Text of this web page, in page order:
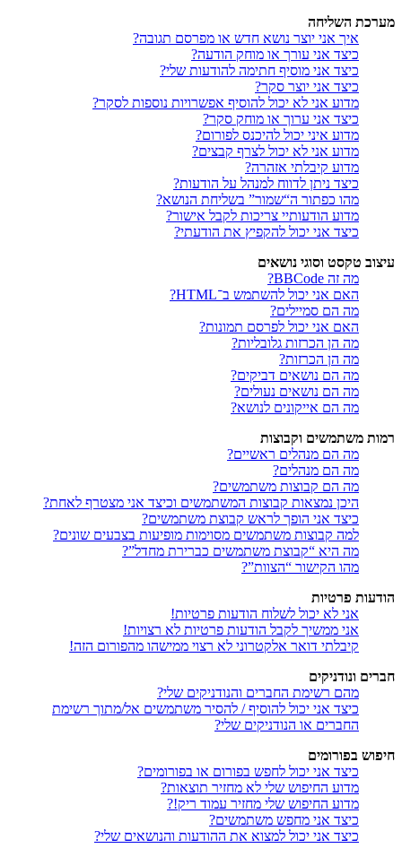
מערכת השליחה
איך אני יוצר נושא חדש או מפרסם תגובה?
כיצד אני עורך או מוחק הודעה?
כיצד אני מוסיף חתימה להודעות שלי?
כיצד אני יוצר סקר?
מדוע אני לא יכול להוסיף אפשרויות נוספות לסקר?
כיצד אני ערוך או מוחק סקר?
מדוע איני יכול להיכנס לפורום?
מדוע אני לא יכול לצרף קבצים?
מדוע קיבלתי אזהרה?
כיצד ניתן לדווח למנהל על הודעות?
מהו כפתור ה“שמור” בשליחת הנושא?
מדוע הודעותיי צריכות לקבל אישור?
כיצד אני יכול להקפיץ את הודעתי?
עיצוב טקסט וסוגי נושאים
מה זה BBCode?
האם אני יכול להשתמש ב־HTML?
מה הם סמיילים?
האם אני יכול לפרסם תמונות?
מה הן הכרזות גלובליות?
מה הן הכרזות?
מה הם נושאים דביקים?
מה הם נושאים נעולים?
מה הם אייקונים לנושא?
רמות משתמשים וקבוצות
מה הם מנהלים ראשיים?
מה הם מנהלים?
מה הם קבוצות משתמשים?
היכן נמצאות קבוצות המשתמשים וכיצד אני מצטרף לאחת?
כיצד אני הופך לראש קבוצת משתמשים?
למה קבוצות משתמשים מסוימות מופיעות בצבעים שונים?
מה היא “קבוצת משתמשים כברירת מחדל”?
מהו הקישור “הצוות”?
הודעות פרטיות
אני לא יכול לשלוח הודעות פרטיות!
אני ממשיך לקבל הודעות פרטיות לא רצויות!
קיבלתי דואר אלקטרוני לא רצוי ממישהו מהפורום הזה!
חברים ונודניקים
מהם רשימת החברים והנודניקים שלי?
כיצד אני יכול להוסיף / להסיר משתמשים אל/מתוך רשימת
החברים או הנודניקים שלי?
חיפוש בפורומים
כיצד אני יכול לחפש בפורום או בפורומים?
מדוע החיפוש שלי לא מחזיר תוצאות?
מדוע החיפוש שלי מחזיר עמוד ריק!?
כיצד אני מחפש משתמשים?
כיצד אני יכול למצוא את ההודעות והנושאים שלי?